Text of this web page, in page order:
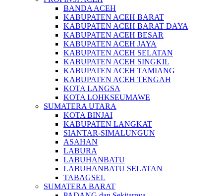
BANDA ACEH
KABUPATEN ACEH BARAT
KABUPATEN ACEH BARAT DAYA
KABUPATEN ACEH BESAR
KABUPATEN ACEH JAYA
KABUPATEN ACEH SELATAN
KABUPATEN ACEH SINGKIL
KABUPATEN ACEH TAMIANG
KABUPATEN ACEH TENGAH
KOTA LANGSA
KOTA LOHKSEUMAWE
SUMATERA UTARA
KOTA BINJAI
KABUPATEN LANGKAT
SIANTAR-SIMALUNGUN
ASAHAN
LABURA
LABUHANBATU
LABUHANBATU SELATAN
TABAGSEL
SUMATERA BARAT